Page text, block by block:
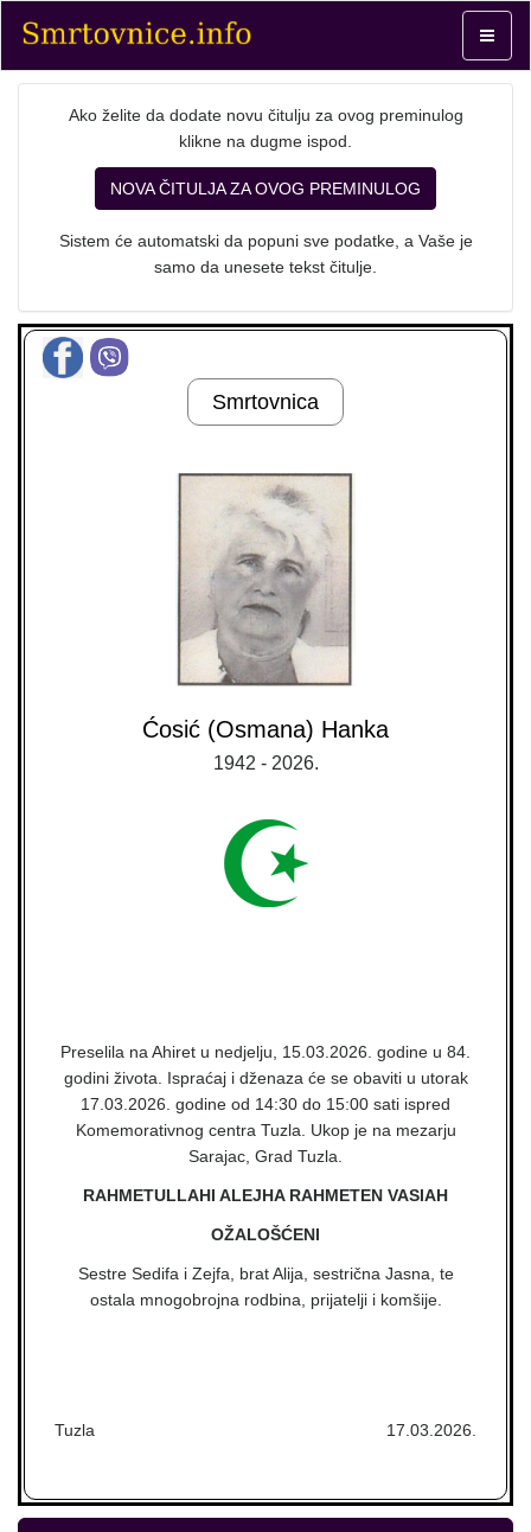
Toggle
Ako želite da dodate novu čitulju za ovog preminulog
klikne na dugme ispod.
NOVA ČITULJA ZA OVOG PREMINULOG
Sistem će automatski da popuni sve podatke, a Vaše je
samo da unesete tekst čitulje.
Smrtovnica
Ćosić (Osmana) Hanka
1942 - 2026.
Preselila na Ahiret u nedjelju, 15.03.2026. godine u 84.
godini života. Ispraćaj i dženaza će se obaviti u utorak
17.03.2026. godine od 14:30 do 15:00 sati ispred
Komemorativnog centra Tuzla. Ukop je na mezarju
Sarajac, Grad Tuzla.
RAHMETULLAHI ALEJHA RAHMETEN VASIAH
OŽALOŠĆENI
Sestre Sedifa i Zejfa, brat Alija, sestrična Jasna, te
ostala mnogobrojna rodbina, prijatelji i komšije.
Tuzla 17.03.2026.